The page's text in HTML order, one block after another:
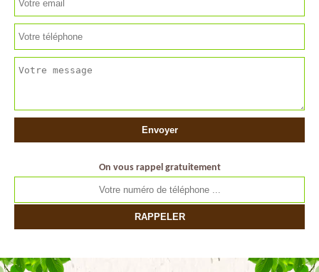
On vous rappel gratuitement